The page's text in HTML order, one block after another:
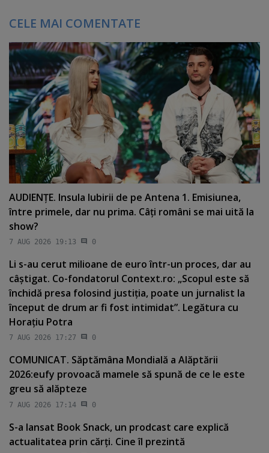
CELE MAI COMENTATE
AUDIENŢE. Insula Iubirii de pe Antena 1. Emisiunea,
între primele, dar nu prima. Câţi români se mai uită la
show?
7 AUG 2026 19:13 0
Li s-au cerut milioane de euro într-un proces, dar au
câştigat. Co-fondatorul Context.ro: „Scopul este să
închidă presa folosind justiţia, poate un jurnalist la
început de drum ar fi fost intimidat”. Legătura cu
Horaţiu Potra
7 AUG 2026 17:27 0
COMUNICAT. Săptămâna Mondială a Alăptării
2026:eufy provoacă mamele să spună de ce le este
greu să alăpteze
7 AUG 2026 17:14 0
S-a lansat Book Snack, un prodcast care explică
actualitatea prin cărţi. Cine îl prezintă